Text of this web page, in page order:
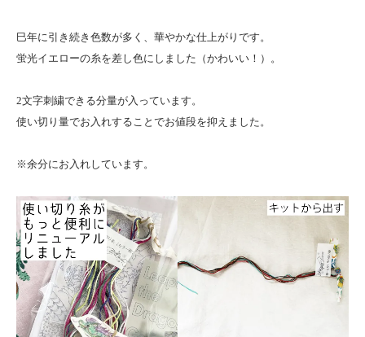
巳年に引き続き色数が多く、華やかな仕上がりです。
蛍光イエローの糸を差し色にしました（かわいい！）。
2文字刺繍できる分量が入っています。
使い切り量でお入れすることでお値段を抑えました。
※余分にお入れしています。